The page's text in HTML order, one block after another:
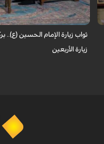
طياتها ثوابًا عظيمًا وآثارًا
ثواب زيارة الإمام الحسين (ع)..
زيارة الأربعين